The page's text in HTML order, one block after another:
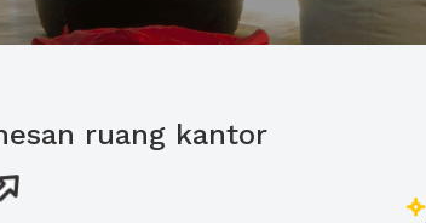
ruang kantor